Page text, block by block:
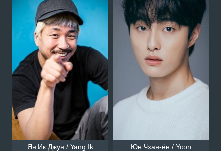
Ян Ик Джун / Yang Ik
Юн Чхан-ён / Yoon